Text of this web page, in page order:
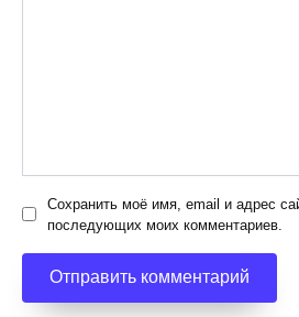
Сохранить моё имя, email и адрес
последующих моих комментариев.